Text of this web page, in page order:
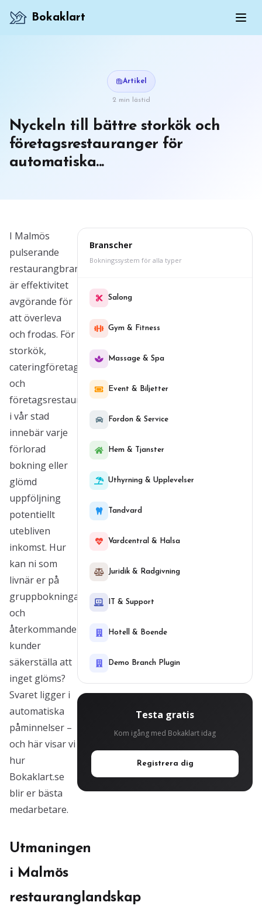
Bokaklart
Artikel
2 min lästid
Nyckeln till bättre storkök och
företagsrestauranger för
automatiska...
I Malmös
pulserande
restaurangbransch
är effektivitet
avgörande för
att överleva
och frodas. För
storkök,
cateringföretag
och
företagsrestauranger
i vår stad
innebär varje
förlorad
bokning eller
glömd
uppföljning
potentiellt
utebliven
inkomst. Hur
kan ni som
livnär er på
gruppbokningar
och
återkommande
kunder
säkerställa att
inget glöms?
Svaret ligger i
automatiska
påminnelser –
och här visar vi
hur
Bokaklart.se
blir er bästa
medarbetare.
Utmaningen
i Malmös
restauranglandskap
Branscher
Bokningssystem för alla typer
Salong
Gym & Fitness
Massage & Spa
Event & Biljetter
Fordon & Service
Hem & Tjanster
Uthyrning & Upplevelser
Tandvard
Vardcentral & Halsa
Juridik & Radgivning
IT & Support
Hotell & Boende
Demo Branch Plugin
Testa gratis
Kom igång med Bokaklart idag
Registrera dig